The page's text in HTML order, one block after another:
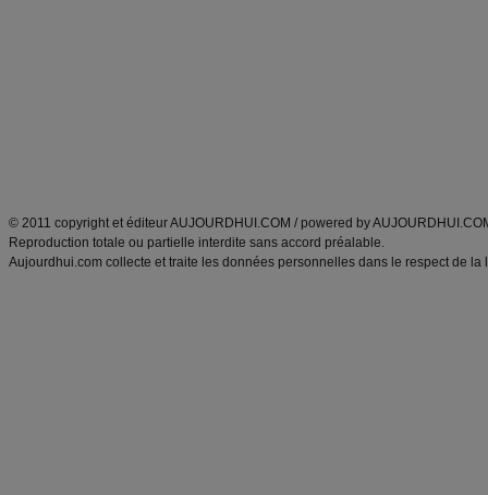
© 2011 copyright et éditeur AUJOURDHUI.COM / powered by
Reproduction totale ou partielle interdite sans accord préalable.
Aujourdhui.com collecte et traite les données personnelles dans le respect de